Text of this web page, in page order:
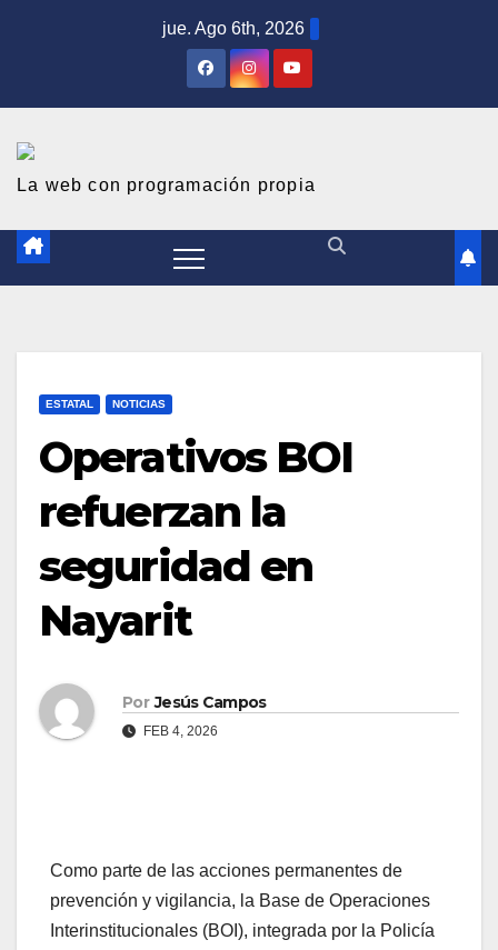
c
jue. Ago 6th, 2026
La web con programación propia
ESTATAL NOTICIAS
Operativos BOI
refuerzan la
seguridad en
Nayarit
Por Jesús Campos
FEB 4, 2026
Como parte de las acciones permanentes de
prevención y vigilancia, la Base de Operaciones
Interinstitucionales (BOI), integrada por la Policía